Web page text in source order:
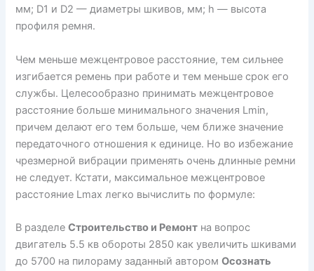
мм; D1 и D2 — диаметры шкивов, мм; h — высота
профиля ремня.
Чем меньше межцентровое расстояние, тем сильнее
изгибается ремень при работе и тем меньше срок его
службы. Целесообразно принимать межцентровое
расстояние больше минимального значения Lmin,
причем делают его тем больше, чем ближе значение
передаточного отношения к единице. Но во избежание
чрезмерной вибрации применять очень длинные ремни
не следует. Кстати, максимальное межцентровое
расстояние Lmax легко вычислить по формуле:
В разделеСтроительство и Ремонт на вопрос
двигатель 5.5 кв обороты 2850 как увеличить шкивами
до 5700 на пилораму заданный авторомОсознать